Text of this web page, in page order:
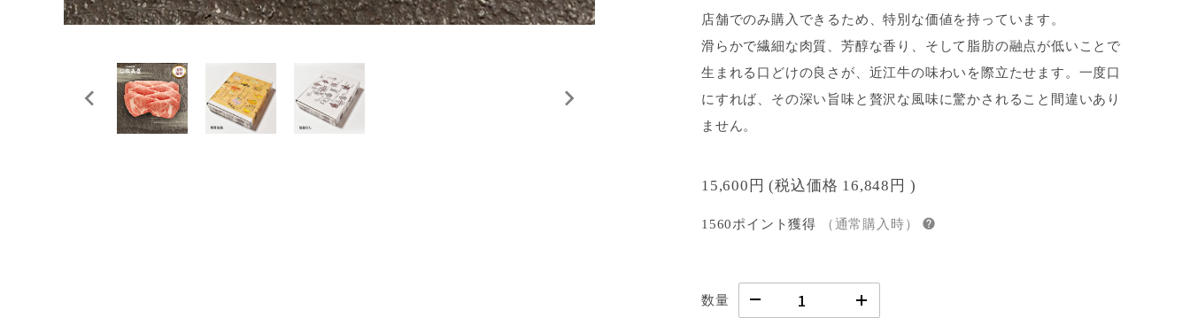
店舗でのみ購入できるため、特別な価値を持っています。
滑らかで繊細な肉質、芳醇な香り、そして脂肪の融点が低いことで
生まれる口どけの良さが、近江牛の味わいを際立たせます。一度口
にすれば、その深い旨味と贅沢な風味に驚かされること間違いあり
ません。
15,600円 (税込価格 16,848円 )
1560ポイント獲得 （通常購入時）
数量